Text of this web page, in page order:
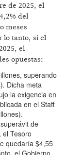
de 2025, el
del
meses
lo tanto, si el
el
opuestas:
superando
Dicha meta
la exigencia en
en el Staff
de
el Tesoro
quedaría $4,55
el Gobierno